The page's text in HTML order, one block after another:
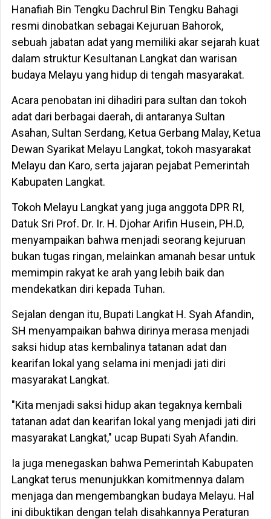
Hanafiah Bin Tengku Dachrul Bin Tengku Bahagi
resmi dinobatkan sebagai Kejuruan Bahorok,
sebuah jabatan adat yang memiliki akar sejarah kuat
dalam struktur Kesultanan Langkat dan warisan
budaya Melayu yang hidup di tengah masyarakat.
Acara penobatan ini dihadiri para sultan dan tokoh
adat dari berbagai daerah, di antaranya Sultan
Asahan, Sultan Serdang, Ketua Gerbang Malay, Ketua
Dewan Syarikat Melayu Langkat, tokoh masyarakat
Melayu dan Karo, serta jajaran pejabat Pemerintah
Kabupaten Langkat.
Tokoh Melayu Langkat yang juga anggota DPR RI,
Datuk Sri Prof. Dr. Ir. H. Djohar Arifin Husein, PH.D,
menyampaikan bahwa menjadi seorang kejuruan
bukan tugas ringan, melainkan amanah besar untuk
memimpin rakyat ke arah yang lebih baik dan
mendekatkan diri kepada Tuhan.
Sejalan dengan itu, Bupati Langkat H. Syah Afandin,
SH menyampaikan bahwa dirinya merasa menjadi
saksi hidup atas kembalinya tatanan adat dan
kearifan lokal yang selama ini menjadi jati diri
masyarakat Langkat.
"Kita menjadi saksi hidup akan tegaknya kembali
tatanan adat dan kearifan lokal yang menjadi jati diri
masyarakat Langkat," ucap Bupati Syah Afandin.
Ia juga menegaskan bahwa Pemerintah Kabupaten
Langkat terus menunjukkan komitmennya dalam
menjaga dan mengembangkan budaya Melayu. Hal
ini dibuktikan dengan telah disahkannya Peraturan